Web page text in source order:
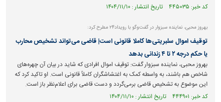
کد خبر: ۴۴۵۰۳۵ تاریخ انتشار : ۱۴۰۴/۱۱/۱۰
بهروز محبی، نماینده سبزوار در گفت‌و‌گو با رویداد۲۴ مطرح کرد:
توقیف اموال سلبریتی‌ها کاملا قانونی است| قاضی می‌تواند تشخیص محارب
یا حکم درجه ۲ تا ۴ زندانی بدهد
بهروز محبی، نماینده سبزوار گفت: توقیف اموال‌ افرادی که شاید در بیان آن چهره‌های
شاخص هم باشند، به واسطه کمک به اغتشاشگران کاملاً قانونی است. او تاکید کرد که
این موضوع به تشخیص قاضی برمی‌گردد و دست قاضی برای اعلام‌نظر باز است.
کد خبر: ۴۴۴۹۰۱ تاریخ انتشار : ۱۴۰۴/۱۱/۱۰